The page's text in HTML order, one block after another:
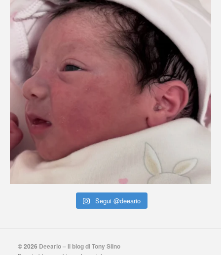
Segui @deeario
© 2026 Deeario – il blog di Tony Siino